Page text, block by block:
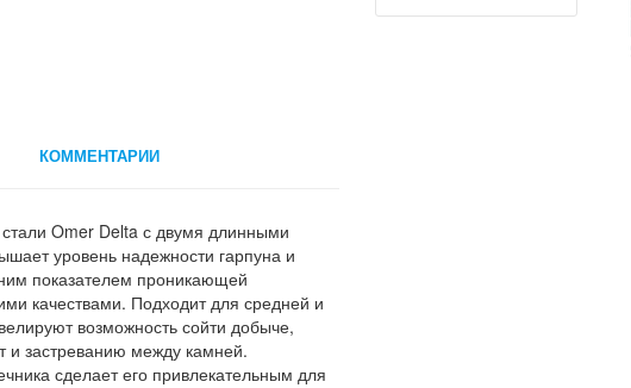
КОММЕНТАРИИ
Omer Delta с двумя длинными
уровень надежности гарпуна и
показателем проникающей
качествами. Подходит для средней и
возможность сойти добыче,
и застреванию между камней.
сделает его привлекательным для